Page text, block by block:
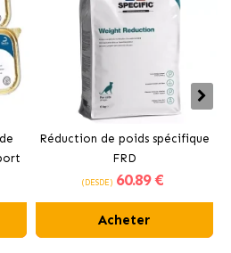
Réduction de poids spécifique
FRD
(DESDE) 60.89 €
Acheter